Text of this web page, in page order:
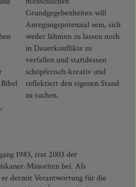
zu suchen.
1983, trat 2003 der
Minoriten bei. Als
derzeit Verantwortung für die